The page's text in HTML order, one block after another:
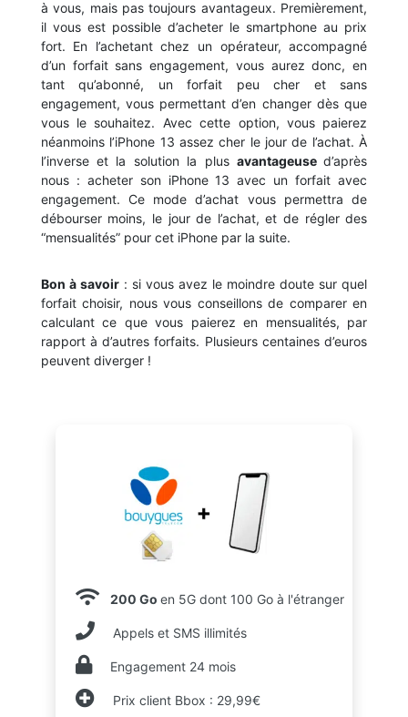
à vous, mais pas toujours avantageux. Premièrement,
il vous est possible d’acheter le smartphone au prix
fort. En l’achetant chez un opérateur, accompagné
d’un forfait sans engagement, vous aurez donc, en
tant qu’abonné, un forfait peu cher et sans
engagement, vous permettant d’en changer dès que
vous le souhaitez. Avec cette option, vous paierez
néanmoins l’iPhone 13 assez cher le jour de l’achat. À
l’inverse et la solution la plus avantageused’après
nous : acheter son iPhone 13 avec un forfait avec
engagement. Ce mode d’achat vous permettra de
débourser moins, le jour de l’achat, et de régler des
“mensualités” pour cet iPhone par la suite.
Bon à savoir: si vous avez le moindre doute sur quel
forfait choisir, nous vous conseillons de comparer en
calculant ce que vous paierez en mensualités, par
rapport à d’autres forfaits. Plusieurs centaines d’euros
peuvent diverger !
200 Go en 5G dont 100 Go à l'étranger
Appels et SMS illimités
Engagement 24 mois
Prix client Bbox : 29,99€